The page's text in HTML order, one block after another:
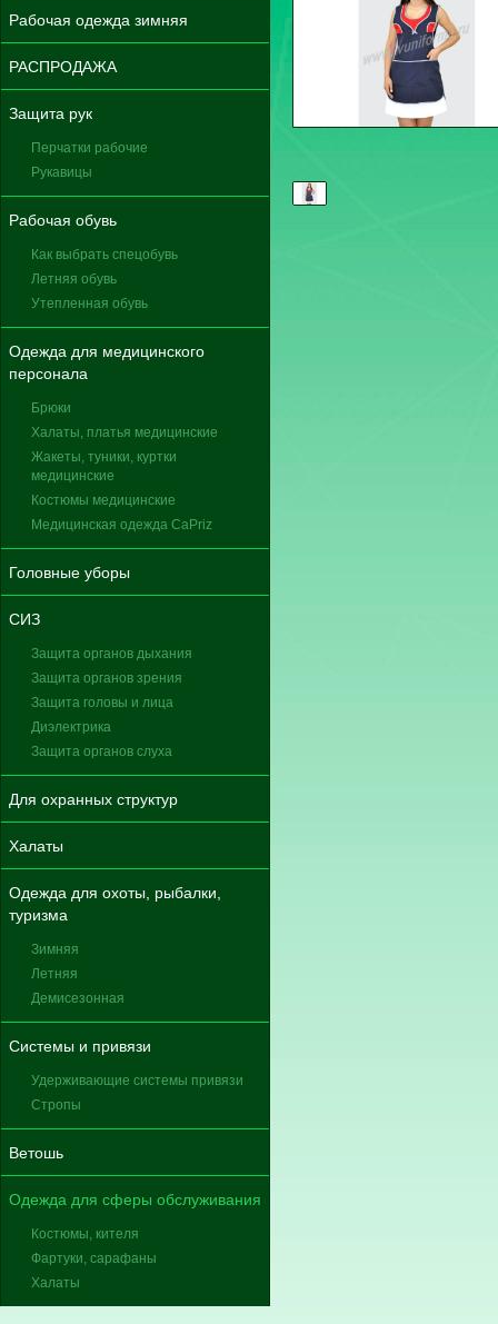
Рабочая одежда зимняя
РАСПРОДАЖА
Защита рук
Перчатки рабочие
Рукавицы
Рабочая обувь
Как выбрать спецобувь
Летняя обувь
Утепленная обувь
Одежда для медицинского
персонала
Брюки
Халаты, платья медицинские
Жакеты, туники, куртки
медицинские
Костюмы медицинские
Медицинская одежда CaPriz
Головные уборы
СИЗ
Защита органов дыхания
Защита органов зрения
Защита головы и лица
Диэлектрика
Защита органов слуха
Для охранных структур
Халаты
Одежда для охоты, рыбалки,
туризма
Зимняя
Летняя
Демисезонная
Системы и привязи
Удерживающие системы привязи
Стропы
Ветошь
Одежда для сферы обслуживания
Костюмы, кителя
Фартуки, сарафаны
Халаты